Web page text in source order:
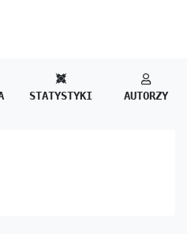
STATYSTYKI AUTORZY